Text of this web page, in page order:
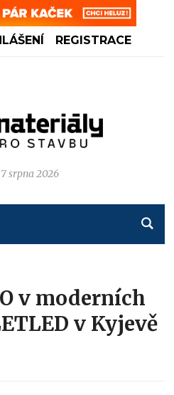
REGISTRACE
srpna 2026
v moderních
v Kyjevě